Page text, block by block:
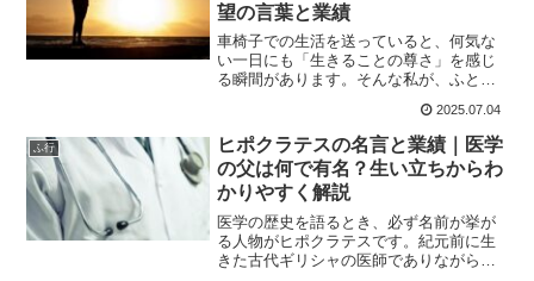
望の言葉と業績
車椅子での生活を送っていると、何気な
い一日にも「生きることの尊さ」を感じ
る瞬間があります。そんな私が、ふと疲
の言葉です。「それでも私は、人間の心
の中は本当はとても良いものだと信じて
います」戦争の中で、迫害...
2025.07.04
ふ行
ヒポクラテスの名言と業績｜医学
の父は何で有名？生い立ちからわ
かりやすく解説
医学の歴史を語るとき、必ず名前が挙が
る人物がヒポクラテスです。紀元前に生
きた古代ギリシャの医師でありながら、